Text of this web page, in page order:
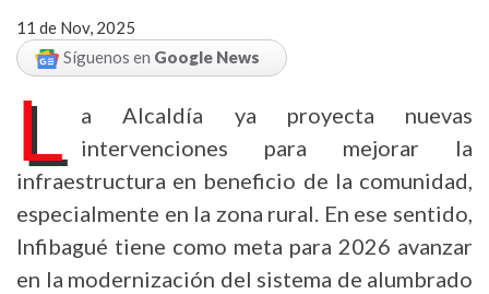
11 de Nov, 2025
Síguenos en Google News
L
a Alcaldía ya proyecta nuevas
intervenciones para mejorar la
infraestructura en beneficio de la comunidad,
especialmente en la zona rural. En ese sentido,
Infibagué tiene como meta para 2026 avanzar
en la modernización del sistema de alumbrado